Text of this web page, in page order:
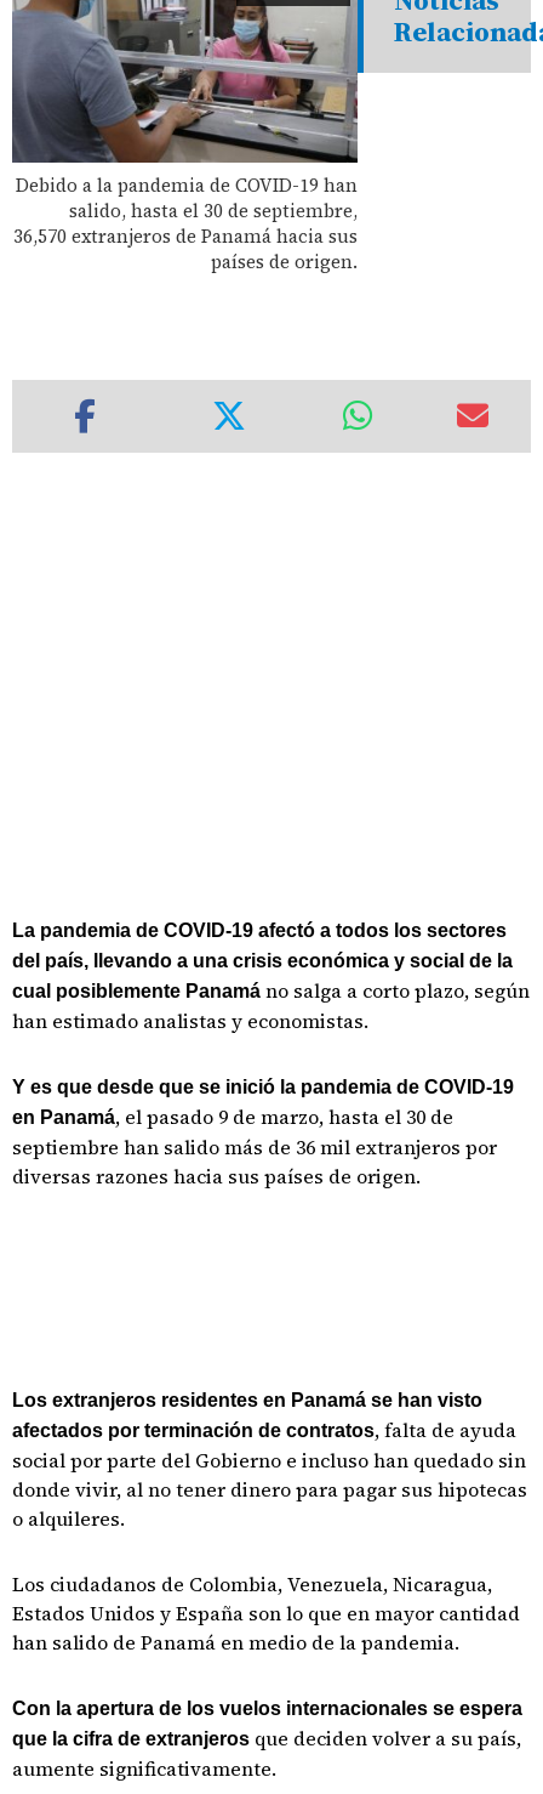
Debido a la pandemia de COVID-19 han
salido, hasta el 30 de septiembre,
36,570 extranjeros de Panamá hacia sus
países de origen.
La pandemia de COVID-19 afectó a todos los sectores
del país, llevando a una crisis económica y social de la
cual posiblemente Panamá no salga a corto plazo, según
han estimado analistas y economistas.
Y es que desde que se inició la pandemia de COVID-19
en Panamá, el pasado 9 de marzo, hasta el 30 de
septiembre han salido más de 36 mil extranjeros por
diversas razones hacia sus países de origen.
Los extranjeros residentes en Panamá se han visto
afectados por terminación de contratos, falta de ayuda
social por parte del Gobierno e incluso han quedado sin
donde vivir, al no tener dinero para pagar sus hipotecas
o alquileres.
Los ciudadanos de Colombia, Venezuela, Nicaragua,
Estados Unidos y España son lo que en mayor cantidad
han salido de Panamá en medio de la pandemia.
Con la apertura de los vuelos internacionales se espera
que la cifra de extranjeros que deciden volver a su país,
aumente significativamente.